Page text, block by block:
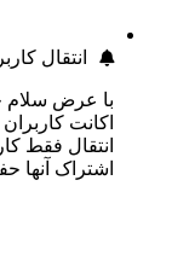
انتقال
با عرض سلام
اکانت
انتقال فقط
اشتراک